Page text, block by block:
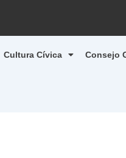
Cultura Cívica Consejo